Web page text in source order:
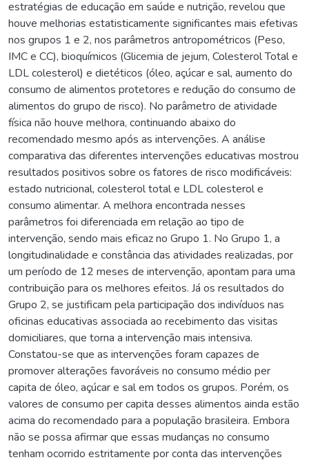
estratégias de educação em saúde e nutrição, revelou que
houve melhorias estatisticamente significantes mais efetivas
nos grupos 1 e 2, nos parâmetros antropométricos (Peso,
IMC e CC), bioquímicos (Glicemia de jejum, Colesterol Total e
LDL colesterol) e dietéticos (óleo, açúcar e sal, aumento do
consumo de alimentos protetores e redução do consumo de
alimentos do grupo de risco). No parâmetro de atividade
física não houve melhora, continuando abaixo do
recomendado mesmo após as intervenções. A análise
comparativa das diferentes intervenções educativas mostrou
resultados positivos sobre os fatores de risco modificáveis:
estado nutricional, colesterol total e LDL colesterol e
consumo alimentar. A melhora encontrada nesses
parâmetros foi diferenciada em relação ao tipo de
intervenção, sendo mais eficaz no Grupo 1. No Grupo 1, a
longitudinalidade e constância das atividades realizadas, por
um período de 12 meses de intervenção, apontam para uma
contribuição para os melhores efeitos. Já os resultados do
Grupo 2, se justificam pela participação dos indivíduos nas
oficinas educativas associada ao recebimento das visitas
domiciliares, que torna a intervenção mais intensiva.
Constatou-se que as intervenções foram capazes de
promover alterações favoráveis no consumo médio per
capita de óleo, açúcar e sal em todos os grupos. Porém, os
valores de consumo per capita desses alimentos ainda estão
acima do recomendado para a população brasileira. Embora
não se possa afirmar que essas mudanças no consumo
tenham ocorrido estritamente por conta das intervenções